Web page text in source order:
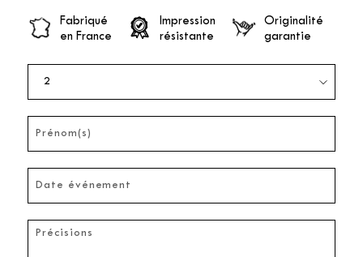
Fabriqué
en France
Impression
résistante
Originalité
garantie